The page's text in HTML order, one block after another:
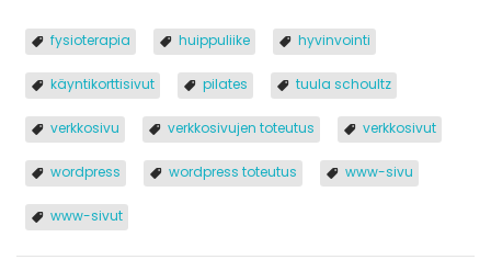
fysioterapia huippuliike hyvinvointi
käyntikorttisivut pilates tuula schoultz
verkkosivu verkkosivujen toteutus verkkosivut
wordpress wordpress toteutus www-sivu
www-sivut